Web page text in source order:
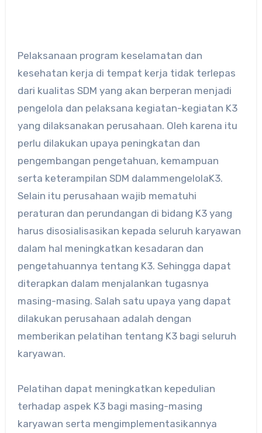
Pelaksanaan program keselamatan dan
kesehatan kerja di tempat kerja tidak terlepas
dari kualitas SDM yang akan berperan menjadi
pengelola dan pelaksana kegiatan-kegiatan K3
yang dilaksanakan perusahaan. Oleh karena itu
perlu dilakukan upaya peningkatan dan
pengembangan pengetahuan, kemampuan
serta keterampilan SDM dalammengelolaK3.
Selain itu perusahaan wajib mematuhi
peraturan dan perundangan di bidang K3 yang
harus disosialisasikan kepada seluruh karyawan
dalam hal meningkatkan kesadaran dan
pengetahuannya tentang K3. Sehingga dapat
diterapkan dalam menjalankan tugasnya
masing-masing. Salah satu upaya yang dapat
dilakukan perusahaan adalah dengan
memberikan pelatihan tentang K3 bagi seluruh
karyawan.
Pelatihan dapat meningkatkan kepedulian
terhadap aspek K3 bagi masing-masing
karyawan serta mengimplementasikannya